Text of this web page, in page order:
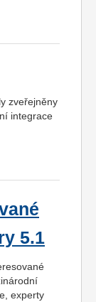
zveřejněny
integrace
5.1
experty